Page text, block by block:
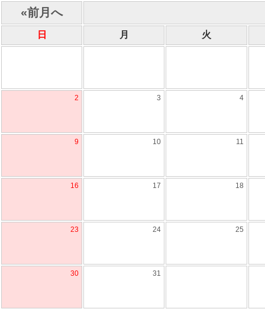
«前月へ
日 月 火
2 3 4
9 10 11
16 17 18
23 24 25
30 31